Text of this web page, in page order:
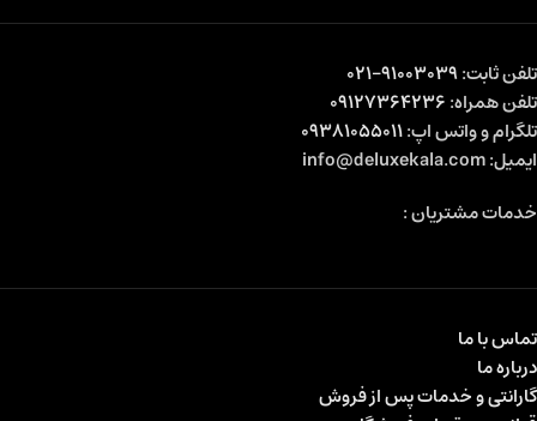
تلفن ثابت:91003039-021
تلفن همراه:09127364236
تلگرام و واتس اپ:09381055011
ایمیل: info@deluxekala.com
خدمات مشتریان :
تماس با ما
درباره ما
گارانتی و خدمات پس از فروش